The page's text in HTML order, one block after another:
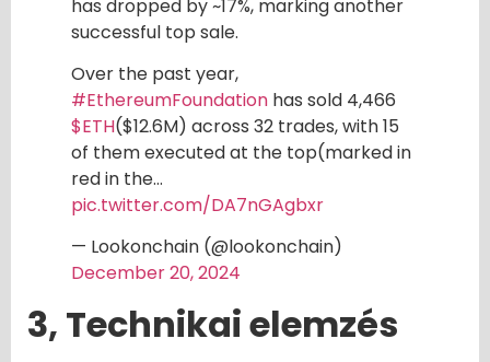
has dropped by ~17%, marking another
successful top sale.
Over the past year,
#EthereumFoundation has sold 4,466
$ETH($12.6M) across 32 trades, with 15
of them executed at the top(marked in
red in the…
pic.twitter.com/DA7nGAgbxr
— Lookonchain (@lookonchain)
December 20, 2024
3, Technikai elemzés